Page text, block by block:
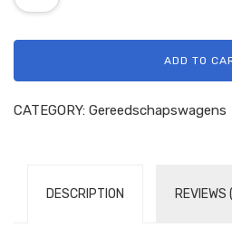
ADD TO
CATEGORY: Gereedschapswagens
DESCRIPTION REVIEWS